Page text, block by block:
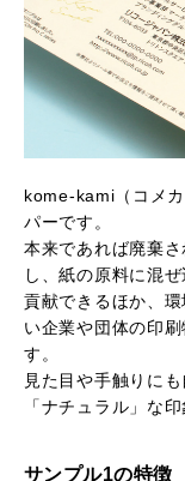
kome-kami（コメ
パーです。
本来であれば廃棄
し、紙の原料に混
貢献できるほか、
い企業や団体の印
す。
見た目や手触りに
「ナチュラル」な
サンプル1の特徴